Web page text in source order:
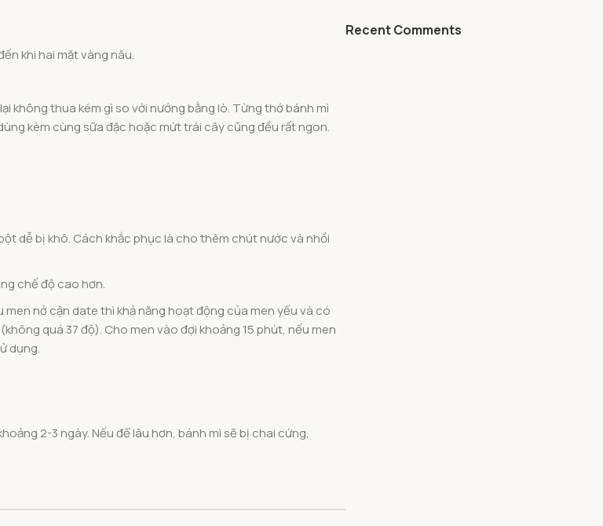
khi hai mặt vàng nâu.
không thua kém gì so với nướng bằng lò. Từng thớ bánh mì
kèm cùng sữa đặc hoặc mứt trái cây cũng đều rất ngon.
dễ bị khô. Cách khắc phục là cho thêm chút nước và nhồi
chế độ cao hơn.
nở cận date thì khả năng hoạt động của men yếu và có
quá 37 độ). Cho men vào đợi khoảng 15 phút, nếu men
dụng.
2-3 ngày. Nếu để lâu hơn, bánh mì sẽ bị chai cứng,
Recent Comments